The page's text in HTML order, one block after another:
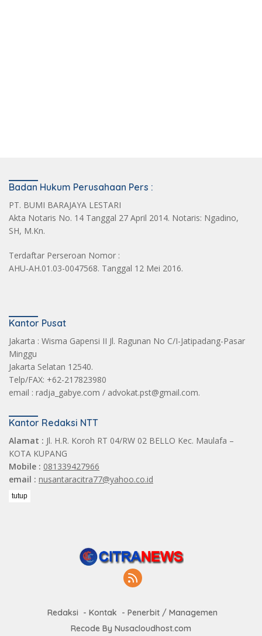
Badan Hukum Perusahaan Pers :
PT. BUMI BARAJAYA LESTARI
Akta Notaris No. 14 Tanggal 27 April 2014. Notaris: Ngadino,
SH, M.Kn.
Terdaftar Perseroan Nomor :
AHU-AH.01.03-0047568. Tanggal 12 Mei 2016.
Kantor Pusat
Jakarta : Wisma Gapensi II Jl. Ragunan No C/I-Jatipadang-Pasar
Minggu
Jakarta Selatan 12540.
Telp/FAX: +62-217823980
email : radja_gabye.com / advokat.pst@gmail.com.
Kantor Redaksi NTT
Alamat : Jl. H.R. Koroh RT 04/RW 02 BELLO Kec. Maulafa –
KOTA KUPANG
Mobile : 081339427966
email : nusantaracitra77@yahoo.co.id
Redaksi Kontak
Penerbit / Managemen
Recode By Nusacloudhost.com
tutup